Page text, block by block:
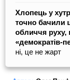
Хлопець у
точно бачили
обличчя руху,
«демократів-
ні, це не жарт